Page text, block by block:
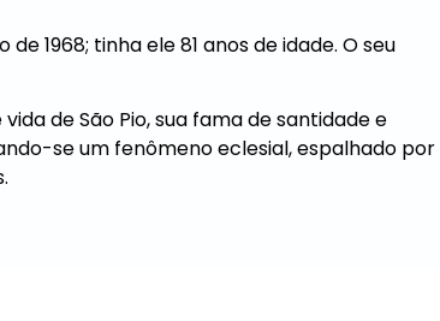
1968; tinha ele 81 anos de idade. O seu
de São Pio, sua fama de santidade e
se um fenômeno eclesial, espalhado por